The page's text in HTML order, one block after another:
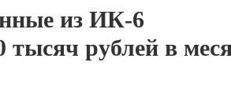
из ИК-6
тысяч рублей в